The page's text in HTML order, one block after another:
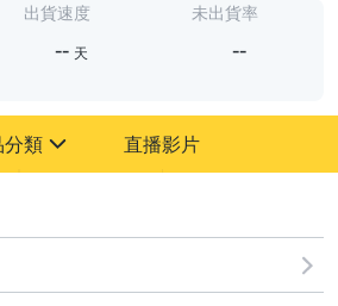
出貨速度
-- 天
未出貨率
--
類 直播影片